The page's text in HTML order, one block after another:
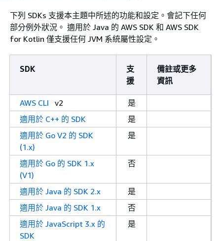
下列 SDKs 支援本主題中所述的功能和設定。會記下任何
部分例外狀況。 適用於 Java 的 AWS SDK 和 AWS SDK
for Kotlin 僅支援任何 JVM 系統屬性設定。
SDK
支
援
備註或更多
資訊
AWS CLI v2
是
適用於 C++ 的 SDK
是
適用於 Go V2 的 SDK
(1.x)
是
適用於 Go 的 SDK 1.x
(V1)
否
適用於 Java 的 SDK 2.x
是
適用於 Java 的 SDK 1.x
否
適用於 JavaScript 3.x 的
SDK
是